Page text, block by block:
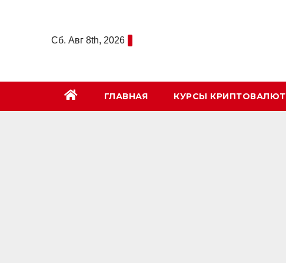
содержимомуСб. Авг 8th, 2026
ГЛАВНАЯ КУРСЫ КРИПТОВАЛЮТ